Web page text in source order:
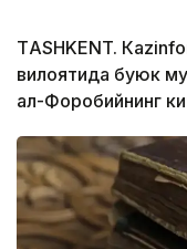
ТASHKENT.
вилоятида буюк
ал-Форобийнинг